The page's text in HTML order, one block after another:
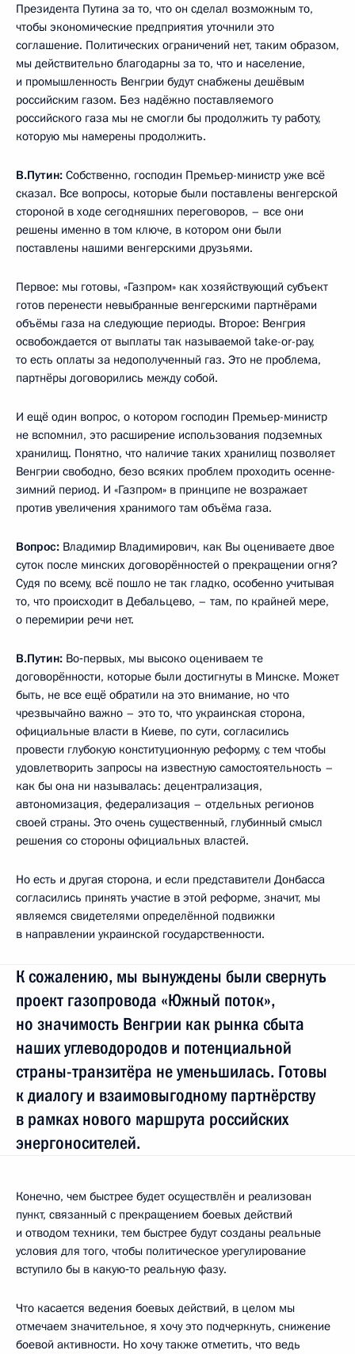
Президента Путина за то, что он сделал возможным то,
чтобы экономические предприятия уточнили это
соглашение. Политических ограничений нет, таким образом,
мы действительно благодарны за то, что и население,
и промышленность Венгрии будут снабжены дешёвым
российским газом. Без надёжно поставляемого
российского газа мы не смогли бы продолжить ту работу,
которую мы намерены продолжить.
В.Путин: Собственно, господин Премьер-министр уже всё
сказал. Все вопросы, которые были поставлены венгерской
стороной в ходе сегодняшних переговоров, – все они
решены именно в том ключе, в котором они были
поставлены нашими венгерскими друзьями.
Первое: мы готовы, «Газпром» как хозяйствующий субъект
готов перенести невыбранные венгерскими партнёрами
объёмы газа на следующие периоды. Второе: Венгрия
освобождается от выплаты так называемой take-or-pay,
то есть оплаты за недополученный газ. Это не проблема,
партнёры договорились между собой.
И ещё один вопрос, о котором господин Премьер-министр
не вспомнил, это расширение использования подземных
хранилищ. Понятно, что наличие таких хранилищ позволяет
Венгрии свободно, безо всяких проблем проходить осенне-
зимний период. И «Газпром» в принципе не возражает
против увеличения хранимого там объёма газа.
Вопрос: Владимир Владимирович, как Вы оцениваете двое
суток после минских договорённостей о прекращении огня?
Судя по всему, всё пошло не так гладко, особенно учитывая
то, что происходит в Дебальцево, – там, по крайней мере,
о перемирии речи нет.
В.Путин: Во‑первых, мы высоко оцениваем те
договорённости, которые были достигнуты в Минске. Может
быть, не все ещё обратили на это внимание, но что
чрезвычайно важно – это то, что украинская сторона,
официальные власти в Киеве, по сути, согласились
провести глубокую конституционную реформу, с тем чтобы
удовлетворить запросы на известную самостоятельность –
как бы она ни называлась: децентрализация,
автономизация, федерализация – отдельных регионов
своей страны. Это очень существенный, глубинный смысл
решения со стороны официальных властей.
Но есть и другая сторона, и если представители Донбасса
согласились принять участие в этой реформе, значит, мы
являемся свидетелями определённой подвижки
в направлении украинской государственности.
К сожалению, мы вынуждены были свернуть
проект газопровода «Южный поток»,
но значимость Венгрии как рынка сбыта
наших углеводородов и потенциальной
страны-транзитёра не уменьшилась. Готовы
к диалогу и взаимовыгодному партнёрству
в рамках нового маршрута российских
энергоносителей.
Конечно, чем быстрее будет осуществлён и реализован
пункт, связанный с прекращением боевых действий
и отводом техники, тем быстрее будут созданы реальные
условия для того, чтобы политическое урегулирование
вступило бы в какую‑то реальную фазу.
Что касается ведения боевых действий, в целом мы
отмечаем значительное, я хочу это подчеркнуть, снижение
боевой активности. Но хочу также отметить, что ведь